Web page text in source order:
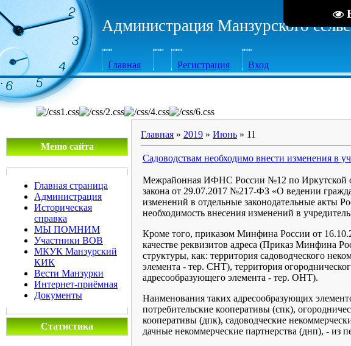
Администрация Манзурского
Главная Регистрация
Вход
·
Меню сайта
Главная страница
Администрация
Историческая
справка
МЫ ПОМНИМ
Участники ВОВ
МКУК Манзурский
КИК
Вести Манзурки
Интернет-приёмная
Документы
Статистика
Главная » 2019 » Июнь » 11
Садоводствам необходимо внести изменения в
Межрайонная ИФНС России №12 по Иркутской
закона от 29.07.2017 №217-ФЗ «О ведении
изменений в отдельные законодательные акты
необходимость внесения изменений в
Кроме того, приказом Минфина России от
качестве реквизитов адреса (Приказ Минфина
структуры, как: территория садоводческого
элемента - тер. СНТ), территория
адресообразующего элемента - тер. ОНТ).
Наименования таких адресообразующих
потребительские кооперативы (спк),
кооперативы (дпк), садоводческие
дачные некоммерческие партнерства (днп), - из